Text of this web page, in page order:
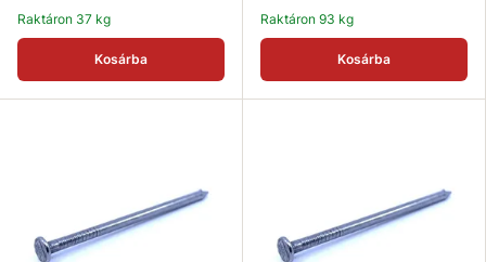
Raktáron 37 kg
Kosárba
Raktáron 93 kg
Kosárba